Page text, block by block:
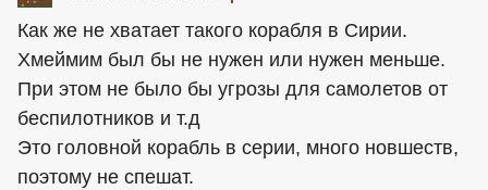
Как же не хватает такого корабля в Сирии.
Хмеймим был бы не нужен или нужен меньше.
При этом не было бы угрозы для самолетов от
беспилотников и т.д
Это головной корабль в серии, много новшеств,
поэтому не спешат.